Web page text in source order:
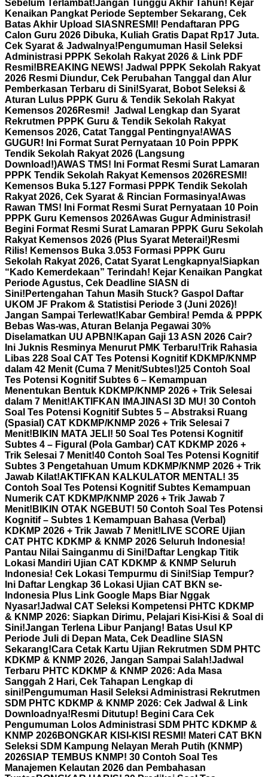
Sebelum Terlambat!Jangan Tunggu Akhir Tahun! Kejar
Kenaikan Pangkat Periode September Sekarang, Cek
Batas Akhir Upload SIASN RESMI! Pendaftaran PPG
Calon Guru 2026 Dibuka, Kuliah Gratis Dapat Rp17 Juta.
Cek Syarat & Jadwalnya! Pengumuman Hasil Seleksi
Administrasi PPPK Sekolah Rakyat 2026 & Link PDF
Resmi! BREAKING NEWS! Jadwal PPPK Sekolah Rakyat
2026 Resmi Diundur, Cek Perubahan Tanggal dan Alur
Pemberkasan Terbaru di Sini!Syarat, Bobot Seleksi &
Aturan Lulus PPPK Guru & Tendik Sekolah Rakyat
Kemensos 2026Resmi! Jadwal Lengkap dan Syarat
Rekrutmen PPPK Guru & Tendik Sekolah Rakyat
Kemensos 2026, Catat Tanggal Pentingnya!AWAS
GUGUR! Ini Format Surat Pernyataan 10 Poin PPPK
Tendik Sekolah Rakyat 2026 (Langsung
Download!)AWAS TMS! Ini Format Resmi Surat Lamaran
PPPK Tendik Sekolah Rakyat Kemensos 2026RESMI!
Kemensos Buka 5.127 Formasi PPPK Tendik Sekolah
Rakyat 2026, Cek Syarat & Rincian Formasinya!Awas
Rawan TMS! Ini Format Resmi Surat Pernyataan 10 Poin
PPPK Guru Kemensos 2026Awas Gugur Administrasi!
Begini Format Resmi Surat Lamaran PPPK Guru Sekolah
Rakyat Kemensos 2026 (Plus Syarat Meterai!)Resmi
Rilis! Kemensos Buka 3.053 Formasi PPPK Guru
Sekolah Rakyat 2026, Catat Syarat Lengkapnya!Siapkan
“Kado Kemerdekaan” Terindah! Kejar Kenaikan Pangkat
Periode Agustus, Cek Deadline SIASN di
Sini! Pertengahan Tahun Masih Stuck? Gaspol Daftar
UKOM JF Prakom & Statistisi Periode 3 (Juni 2026)!
Jangan Sampai Terlewat! Kabar Gembira! Pemda & PPPK
Bebas Was-was, Aturan Belanja Pegawai 30%
Diselamatkan UU APBN! Kapan Gaji 13 ASN 2026 Cair?
Ini Juknis Resminya Menurut PMK Terbaru!Trik Rahasia
Libas 228 Soal CAT Tes Potensi Kognitif KDKMP/KNMP
dalam 42 Menit (Cuma 7 Menit/Subtes!)25 Contoh Soal
Tes Potensi Kognitif Subtes 6 – Kemampuan
Menentukan Bentuk KDKMP/KNMP 2026 + Trik Selesai
dalam 7 Menit!AKTIFKAN IMAJINASI 3D MU! 30 Contoh
Soal Tes Potensi Kognitif Subtes 5 – Abstraksi Ruang
(Spasial) CAT KDKMP/KNMP 2026 + Trik Selesai 7
Menit! BIKIN MATA JELI! 50 Soal Tes Potensi Kognitif
Subtes 4 – Figural (Pola Gambar) CAT KDKMP 2026 +
Trik Selesai 7 Menit!40 Contoh Soal Tes Potensi Kognitif
Subtes 3 Pengetahuan Umum KDKMP/KNMP 2026 + Trik
Jawab Kilat!AKTIFKAN KALKULATOR MENTAL! 35
Contoh Soal Tes Potensi Kognitif Subtes Kemampuan
Numerik CAT KDKMP/KNMP 2026 + Trik Jawab 7
Menit! BIKIN OTAK NGEBUT! 50 Contoh Soal Tes Potensi
Kognitif – Subtes 1 Kemampuan Bahasa (Verbal)
KDKMP 2026 + Trik Jawab 7 Menit! LIVE SCORE Ujian
CAT PHTC KDKMP & KNMP 2026 Seluruh Indonesia!
Pantau Nilai Sainganmu di Sini! Daftar Lengkap Titik
Lokasi Mandiri Ujian CAT KDKMP & KNMP Seluruh
Indonesia! Cek Lokasi Tempurmu di Sini!Siap Tempur?
Ini Daftar Lengkap 36 Lokasi Ujian CAT BKN se-
Indonesia Plus Link Google Maps Biar Nggak
Nyasar!Jadwal CAT Seleksi Kompetensi PHTC KDKMP
& KNMP 2026: Siapkan Dirimu, Pelajari Kisi-Kisi & Soal di
Sini!Jangan Terlena Libur Panjang! Batas Usul KP
Periode Juli di Depan Mata, Cek Deadline SIASN
Sekarang!Cara Cetak Kartu Ujian Rekrutmen SDM PHTC
KDKMP & KNMP 2026, Jangan Sampai Salah!Jadwal
Terbaru PHTC KDKMP & KNMP 2026: Ada Masa
Sanggah 2 Hari, Cek Tahapan Lengkap di
sini! Pengumuman Hasil Seleksi Administrasi Rekrutmen
SDM PHTC KDKMP & KNMP 2026: Cek Jadwal & Link
Downloadnya! Resmi Ditutup! Begini Cara Cek
Pengumuman Lolos Administrasi SDM PHTC KDKMP &
KNMP 2026BONGKAR KISI-KISI RESMI! Materi CAT BKN
Seleksi SDM Kampung Nelayan Merah Putih (KNMP)
2026SIAP TEMBUS KNMP! 30 Contoh Soal Tes
Manajemen Kelautan 2026 dan Pembahasan